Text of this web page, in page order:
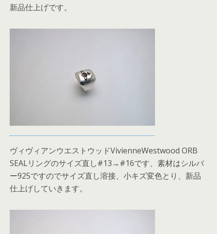
新品仕上げです。
ヴィヴィアンウエストウッドVivienneWestwood ORB
SEALリングのサイズ直し#13→#16です、素材はシルバ
ー925ですのでサイズ直し溶接、小キズ変色とり、新品
仕上げしていきます。